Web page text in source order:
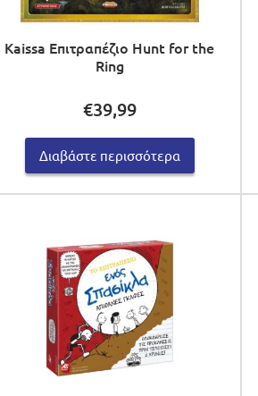
Kaissa Επιτραπέζιο Hunt for the
Ring
€39,99
Διαβάστε περισσότερα